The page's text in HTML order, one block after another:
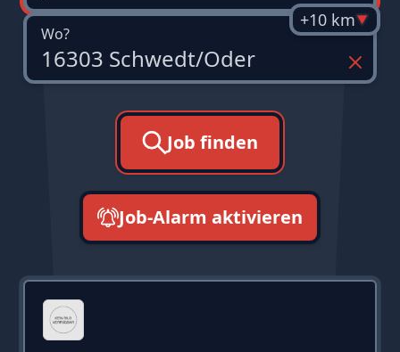
Wo?
+10 km
Job finden
Job-Alarm aktivieren